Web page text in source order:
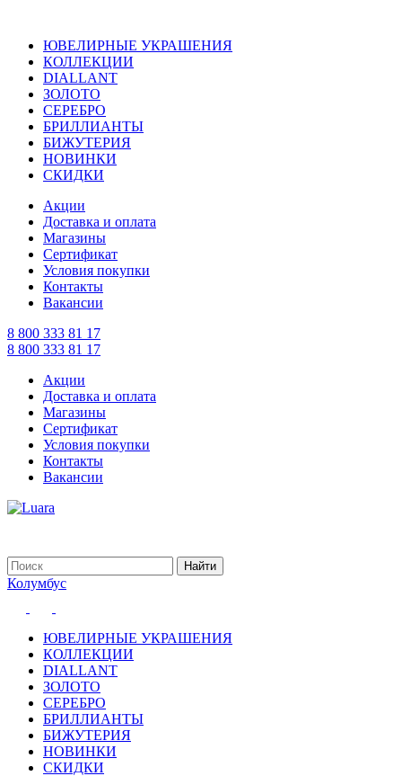
ЮВЕЛИРНЫЕ УКРАШЕНИЯ
КОЛЛЕКЦИИ
DIALLANT
ЗОЛОТО
СЕРЕБРО
БРИЛЛИАНТЫ
БИЖУТЕРИЯ
НОВИНКИ
СКИДКИ
Акции
Доставка и оплата
Магазины
Сертификат
Условия покупки
Контакты
Вакансии
8 800 333 81 17
8 800 333 81 17
Акции
Доставка и оплата
Магазины
Сертификат
Условия покупки
Контакты
Вакансии
Колумбус
ЮВЕЛИРНЫЕ УКРАШЕНИЯ
КОЛЛЕКЦИИ
DIALLANT
ЗОЛОТО
СЕРЕБРО
БРИЛЛИАНТЫ
БИЖУТЕРИЯ
НОВИНКИ
СКИДКИ